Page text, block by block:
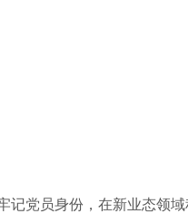
党员身份，在新业态领